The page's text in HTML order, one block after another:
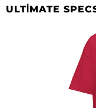
ULTIMATE